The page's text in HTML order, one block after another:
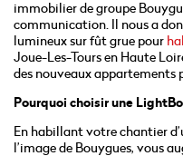
immobilier de groupe
communication. Il nous a
lumineux sur fût grue pour
Joue-Les-Tours en Haute
des nouveaux appartements
Pourquoi choisir une
En habillant votre chantier
l’image de Bouygues, vous